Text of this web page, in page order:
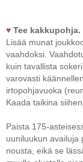
♥ Tee kakkupohja.
Lisää munat
vaahdoksi.
kuin tavallista
varovasti
irtopohjavuoka
Kaada taikina
Paista 175-
uuniluukun availuja
nousta, eikä se